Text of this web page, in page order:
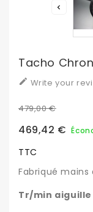

Tacho
 Write your
479,00 €
469,42 €
TTC
Fabriqué mains
Tr/min aiguille